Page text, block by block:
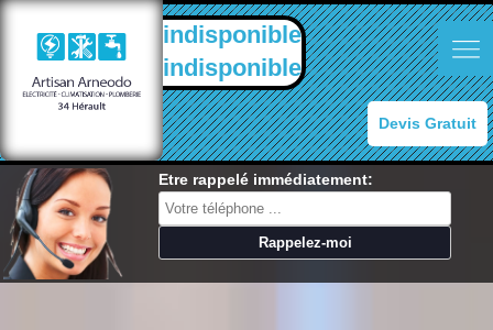
indisponible
indisponible
Devis Gratuit
Etre rappelé immédiatement: